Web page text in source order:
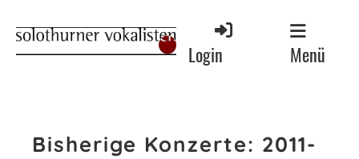
Login Menü
Bisherige Konzerte: 2011-